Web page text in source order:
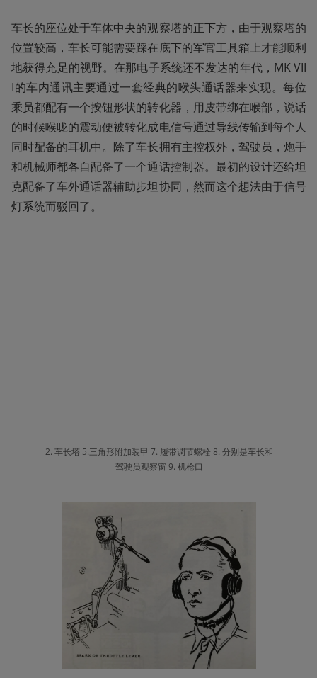
车长的座位处于车体中央的观察塔的正下方，由于观察塔的
位置较高，车长可能需要踩在底下的军官工具箱上才能顺利
地获得充足的视野。在那电子系统还不发达的年代，MK VII
I的车内通讯主要通过一套经典的喉头通话器来实现。每位
乘员都配有一个按钮形状的转化器，用皮带绑在喉部，说话
的时候喉咙的震动便被转化成电信号通过导线传输到每个人
同时配备的耳机中。除了车长拥有主控权外，驾驶员，炮手
和机械师都各自配备了一个通话控制器。最初的设计还给坦
克配备了车外通话器辅助步坦协同，然而这个想法由于信号
灯系统而驳回了。
2. 车长塔 5.三角形附加装甲 7. 履带调节螺栓 8. 分别是车长和
驾驶员观察窗 9. 机枪口